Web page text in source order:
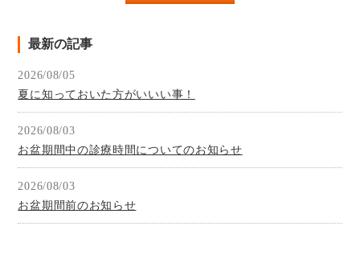
最新の記事
2026/08/05
夏に知っておいた方がいいい事！
2026/08/03
お盆期間中の診療時間についてのお知らせ
2026/08/03
お盆期間前のお知らせ